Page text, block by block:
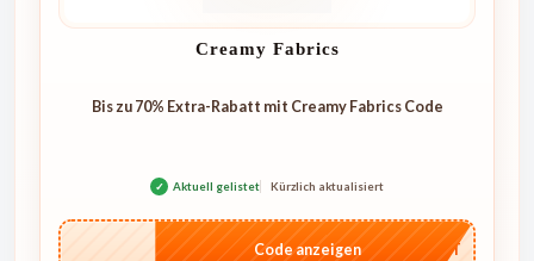
Creamy Fabrics
Bis zu 70% Extra-Rabatt mit Creamy Fabrics Code
✓ Aktuell gelistet Kürzlich aktualisiert
…CRET
Code anzeigen